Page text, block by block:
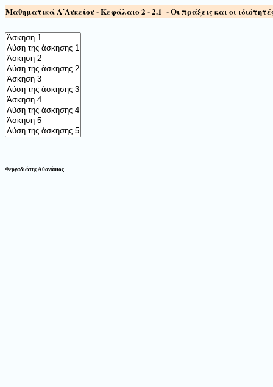
Mαθηματικά Α΄Λυκείου - Κεφάλαιο2 -2.1 -Oι πράξεις και οι
Φεργαδιώτης Αθανάσιος